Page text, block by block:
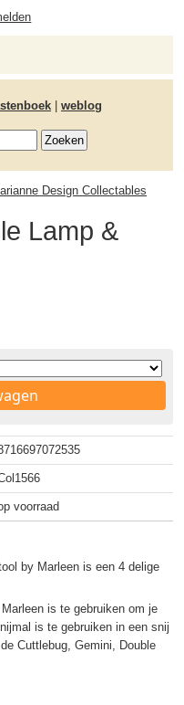
weblog
Design Collectables
Lamp &
voorraad
by Marleen is een 4 delige
is te gebruiken om je
is te gebruiken in een snij
Cuttlebug, Gemini, Double